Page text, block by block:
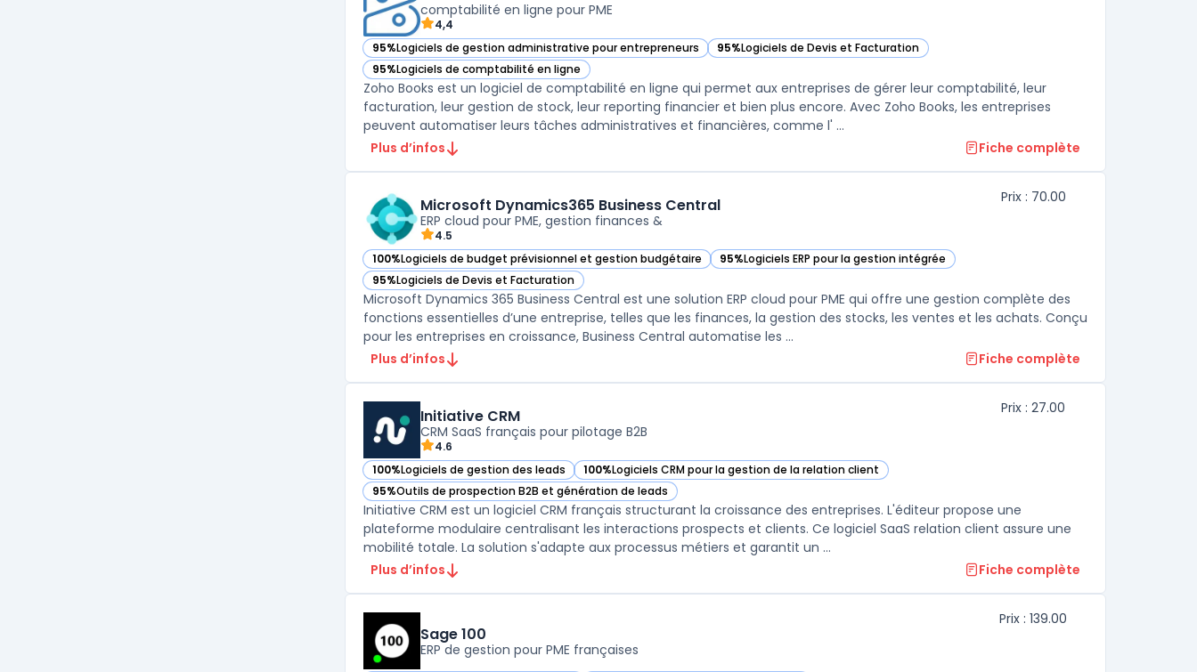
comptabilité en ligne pour PME
4,4
95%Logiciels de gestion administrative pour entrepreneurs
— voir Zoho Books dans cette catégorie 95%Logiciels de Devis et Facturation
— voir Zoho Books dans cette catégorie
95%Logiciels de comptabilité en ligne
— voir Zoho Books dans cette catégorie
Zoho Books est un logiciel de comptabilité en ligne qui permet aux entreprises de gérer leur comptabilité, leur
facturation, leur gestion de stock, leur reporting financier et bien plus encore. Avec Zoho Books, les entreprises
peuvent automatiser leurs tâches administratives et financières, comme l' ...
Plus d’infos
Fiche complète
Microsoft Dynamics365 Business Central
ERP cloud pour PME, gestion finances &
4.5
Prix : 70.00
100%Logiciels de budget prévisionnel et gestion budgétaire
— voir Microsoft Dynamics365 Business Central dans cette catégorie
95%Logiciels ERP pour la gestion intégrée
— voir Microsoft Dynamics365 Business Central dans cette catégorie
95%Logiciels de Devis et Facturation
— voir Microsoft Dynamics365 Business Central dans cette catégorie
Microsoft Dynamics 365 Business Central est une solution ERP cloud pour PME qui offre une gestion complète des
fonctions essentielles d’une entreprise, telles que les finances, la gestion des stocks, les ventes et les achats. Conçu
pour les entreprises en croissance, Business Central automatise les ...
Plus d’infos
Fiche complète
Initiative CRM
CRM SaaS français pour pilotage B2B
4.6
Prix : 27.00
100%Logiciels de gestion des leads
— voir Initiative CRM dans cette catégorie
100%Logiciels CRM pour la gestion de la relation client
— voir Initiative CRM dans cette catégorie
95%Outils de prospection B2B et génération de leads
— voir Initiative CRM dans cette catégorie
Initiative CRM est un logiciel CRM français structurant la croissance des entreprises. L'éditeur propose une
plateforme modulaire centralisant les interactions prospects et clients. Ce logiciel SaaS relation client assure une
mobilité totale. La solution s'adapte aux processus métiers et garantit un ...
Plus d’infos
Fiche complète
Sage 100
ERP de gestion pour PME françaises
Prix : 139.00